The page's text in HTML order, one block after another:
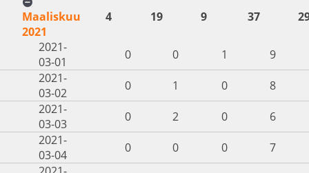
Maaliskuu
2021
4 19 9 37
2021-
03-01
0 0 1
9
2021-
03-02
0 1 0
8
2021-
03-03
0 2 0
6
2021-
03-04
0 0 0
7